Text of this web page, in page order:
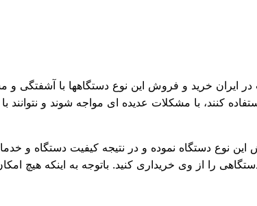
ایران خرید و فروش این نوع دستگاهها با آشفتگی و
کنند، با مشکلات عدیده ای مواجه شوند و نتوانند با
این نوع دستگاه نموده و در نتیجه کیفیت دستگاه و
را از وی خریداری کنید. باتوجه به اینکه هیچ